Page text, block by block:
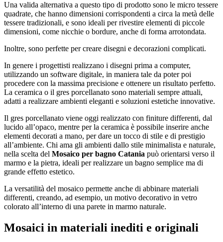
Una valida alternativa a questo tipo di prodotto sono le micro tessere
quadrate, che hanno dimensioni corrispondenti a circa la metà delle
tessere tradizionali, e sono ideali per rivestire elementi di piccole
dimensioni, come nicchie o bordure, anche di forma arrotondata.
Inoltre, sono perfette per creare disegni e decorazioni complicati.
In genere i progettisti realizzano i disegni prima a computer,
utilizzando un software digitale, in maniera tale da poter poi
procedere con la massima precisione e ottenere un risultato perfetto.
La ceramica o il gres porcellanato sono materiali sempre attuali,
adatti a realizzare ambienti eleganti e soluzioni estetiche innovative.
Il gres porcellanato viene oggi realizzato con finiture differenti, dal
lucido all’opaco, mentre per la ceramica è possibile inserire anche
elementi decorati a mano, per dare un tocco di stile e di prestigio
all’ambiente. Chi ama gli ambienti dallo stile minimalista e naturale,
nella scelta del Mosaico per bagno Catania può orientarsi verso il
marmo e la pietra, ideali per realizzare un bagno semplice ma di
grande effetto estetico.
La versatilità del mosaico permette anche di abbinare materiali
differenti, creando, ad esempio, un motivo decorativo in vetro
colorato all’interno di una parete in marmo naturale.
Mosaici in materiali inediti e originali